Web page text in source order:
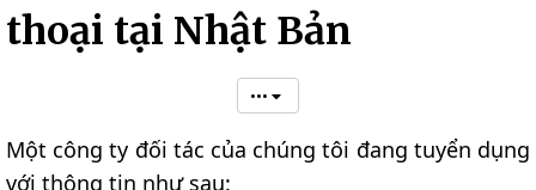
thoại tại Nhật Bản
•••
Một công ty đối tác của chúng tôi đang tuyển dụng
với thông tin như sau: